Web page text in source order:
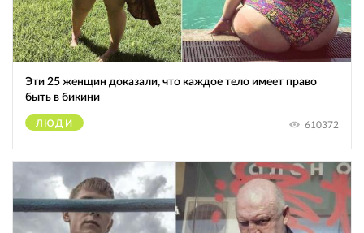
Эти 25 женщин доказали, что каждое тело имеет право
быть в бикини
ЛЮДИ 610372